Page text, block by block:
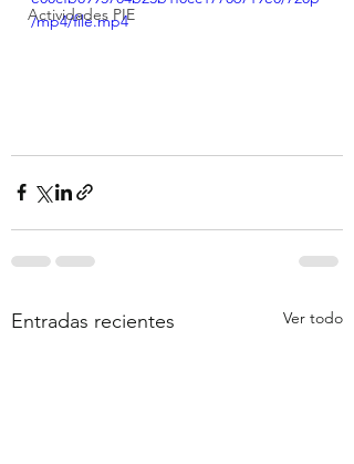
Actividades PIE
/mp4/file.mp4
Entradas recientes Ver todo